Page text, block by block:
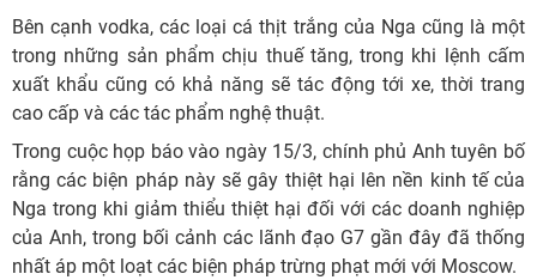
Bên cạnh vodka, các loại cá thịt trắng của Nga cũng là một
trong những sản phẩm chịu thuế tăng, trong khi lệnh cấm
xuất khẩu cũng có khả năng sẽ tác động tới xe, thời trang
cao cấp và các tác phẩm nghệ thuật.
Trong cuộc họp báo vào ngày 15/3, chính phủ Anh tuyên bố
rằng các biện pháp này sẽ gây thiệt hại lên nền kinh tế của
Nga trong khi giảm thiểu thiệt hại đối với các doanh nghiệp
của Anh, trong bối cảnh các lãnh đạo G7 gần đây đã thống
nhất áp một loạt các biện pháp trừng phạt mới với Moscow.